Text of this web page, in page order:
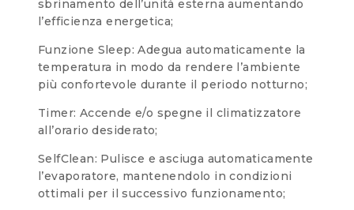
sbrinamento dell’unità esterna aumentando
l’efficienza energetica;
Funzione Sleep: Adegua automaticamente la
temperatura in modo da rendere l’ambiente
più confortevole durante il periodo notturno;
Timer: Accende e/o spegne il climatizzatore
all’orario desiderato;
SelfClean: Pulisce e asciuga automaticamente
l’evaporatore, mantenendolo in condizioni
ottimali per il successivo funzionamento;